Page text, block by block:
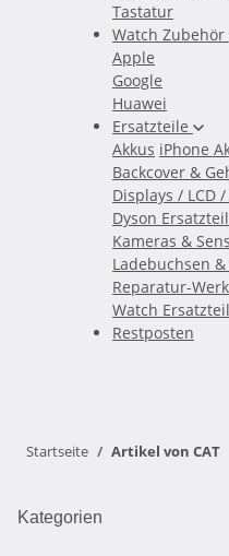
Tastatur
Watch Zubehör
Apple
Google
Huawei
Ersatzteile
Akkus iPhone
Backcover &
Displays / LCD /
Dyson
Kameras &
Ladebuchsen &
Reparatur-
Watch
Restposten
Startseite Artikel von CAT
Kategorien